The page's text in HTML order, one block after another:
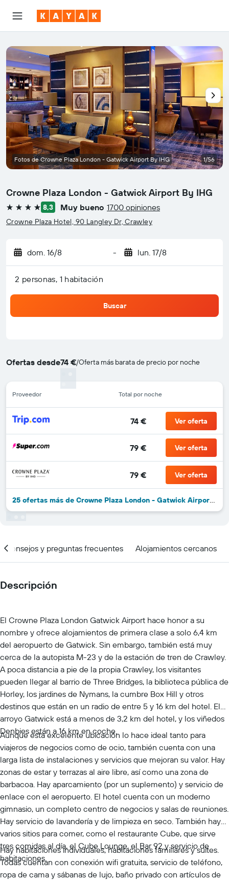
Crowne Plaza London - Gatwick Airport By IHG
4 estrellas8,3 Muy bueno 1700 opiniones
Crowne Plaza Hotel, 90 Langley Dr, Crawley
dom. 16/8 - lun. 17/8
2 personas, 1 habitación
Buscar
Ofertas desde74 €/Oferta más barata de precio por noche
Proveedor Total por noche
74 € Ver oferta
79 € Ver oferta
79 € Ver oferta
25 ofertas más de Crowne Plaza London - Gatwick Airport By IHG
Fotos de Crowne Plaza London - Gatwick Airport By IHG 1/56
Consejos y preguntas frecuentes Alojamientos cercanos
Descripción
El Crowne Plaza London Gatwick Airport hace honor a su
nombre y ofrece alojamientos de primera clase a solo 6,4 km
del aeropuerto de Gatwick. Sin embargo, también está muy
cerca de la autopista M-23 y de la estación de tren de Crawley.
A poca distancia a pie de la propia Crawley, los visitantes
pueden llegar al barrio de Three Bridges, la biblioteca pública de
Horley, los jardines de Nymans, la cumbre Box Hill y otros
destinos que están en un radio de entre 5 y 16 km del hotel. El
arroyo Gatwick está a menos de 3,2 km del hotel, y los viñedos
Denbies están a 16 km en coche.
Aunque esta excelente ubicación lo hace ideal tanto para
viajeros de negocios como de ocio, también cuenta con una
larga lista de instalaciones y servicios que mejoran su valor. Hay
zonas de estar y terrazas al aire libre, así como una zona de
barbacoa. Hay aparcamiento (por un suplemento) y servicio de
enlace con el aeropuerto. El hotel cuenta con un moderno
gimnasio, un completo centro de negocios y salas de reuniones.
Hay servicio de lavandería y de limpieza en seco. También hay
varios sitios para comer, como el restaurante Cube, que sirve
tres comidas al día, el Cube Lounge, el Bar 92 y servicio de
habitaciones.
Hay habitaciones individuales, habitaciones familiares y suites.
Todas cuentan con conexión wifi gratuita, servicio de teléfono,
ropa de cama y sábanas de lujo, baño privado con artículos de